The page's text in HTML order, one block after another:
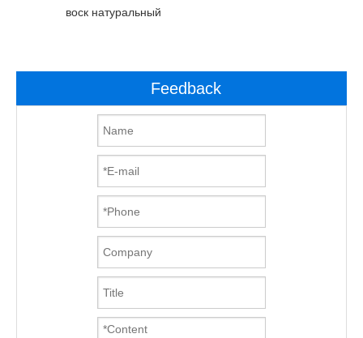
воск натуральный
Feedback